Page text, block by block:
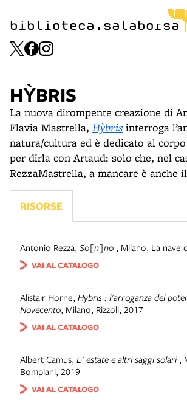
biblioteca.salaborsa
HỲBRIS
La nuova dirompente creazione di
Flavia Mastrella, Hỳbrisinterroga
natura/cultura ed è dedicato al corpo
per dirla con Artaud: solo che, nel
RezzaMastrella, a mancare è anche
RISORSE
Antonio Rezza, So[n]no , Milano, La nave
VAI AL CATALOGO
Alistair Horne, Hybris : l'arroganza del
Novecento, Milano, Rizzoli, 2017
VAI AL CATALOGO
Albert Camus, L' estate e altri saggi solari ,
Bompiani, 2019
VAI AL CATALOGO